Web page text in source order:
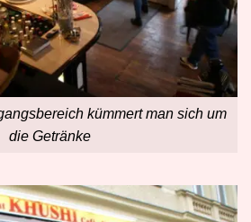
kümmert man sich um
die Getränke